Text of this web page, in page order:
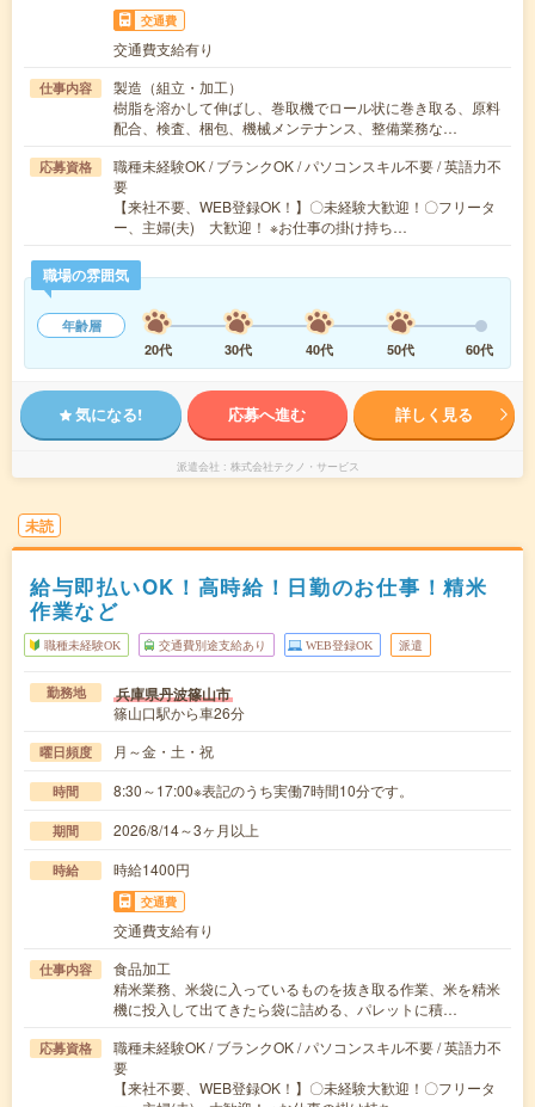
交通費
交通費支給有り
仕事内容
製造（組立・加工）
樹脂を溶かして伸ばし、巻取機でロール状に巻き取る、原料
配合、検査、梱包、機械メンテナンス、整備業務な…
応募資格
職種未経験OK / ブランクOK / パソコンスキル不要 / 英語力不
要
【来社不要、WEB登録OK！】〇未経験大歓迎！〇フリータ
ー、主婦(夫) 大歓迎！ ※お仕事の掛け持ち…
職場の雰囲気
年齢層
20代
30代 40代 50代 60代
気になる! 応募へ進む 詳しく見る
派遣会社 株式会社テクノ・サービス
未読
給与即払いOK！高時給！日勤のお仕事！精米
作業など
職種未経験OK 交通費別途支給あり WEB登録OK 派遣
勤務地 兵庫県丹波篠山市
篠山口駅から車26分
曜日頻度 月～金・土・祝
時間 8:30～17:00※表記のうち実働7時間10分です。
期間 2026/8/14～3ヶ月以上
時給 時給1400円
交通費
交通費支給有り
仕事内容
食品加工
精米業務、米袋に入っているものを抜き取る作業、米を精米
機に投入して出てきたら袋に詰める、パレットに積…
応募資格
職種未経験OK / ブランクOK / パソコンスキル不要 / 英語力不
要
【来社不要、WEB登録OK！】〇未経験大歓迎！〇フリータ